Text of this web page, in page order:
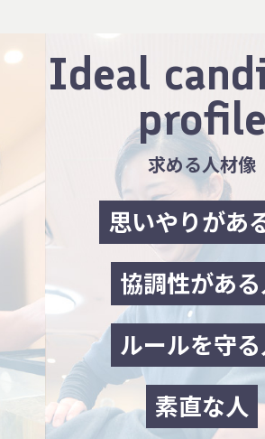
Ideal
profile
求める人材像
思いやりがあ
協調性があ
ルールを守
素直な人